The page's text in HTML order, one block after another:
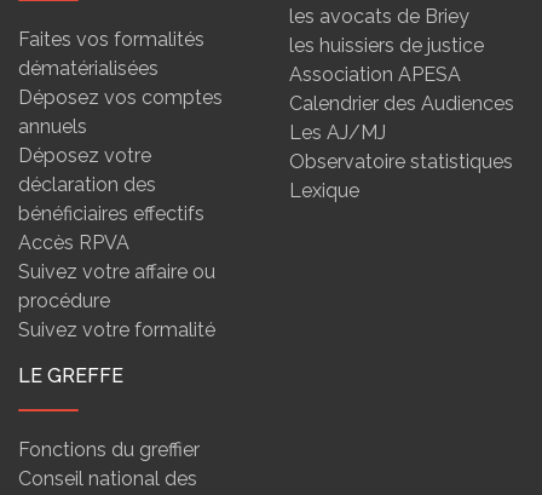
Faites vos formalités
dématérialisées
Déposez vos comptes
annuels
Déposez votre
déclaration des
bénéficiaires effectifs
Accès RPVA
Suivez votre affaire ou
procédure
Suivez votre formalité
les avocats de Briey
les huissiers de justice
Association APESA
Calendrier des Audiences
Les AJ/MJ
Observatoire statistiques
Lexique
LE GREFFE
Fonctions du greffier
Conseil national des